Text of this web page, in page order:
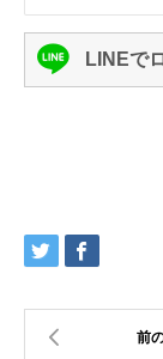
LINEで